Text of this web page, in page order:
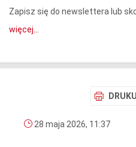
Zapisz się do newslettera lub
więcej...
28 maja 2026, 11:37